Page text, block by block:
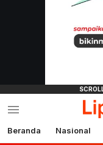
Beranda Nasional